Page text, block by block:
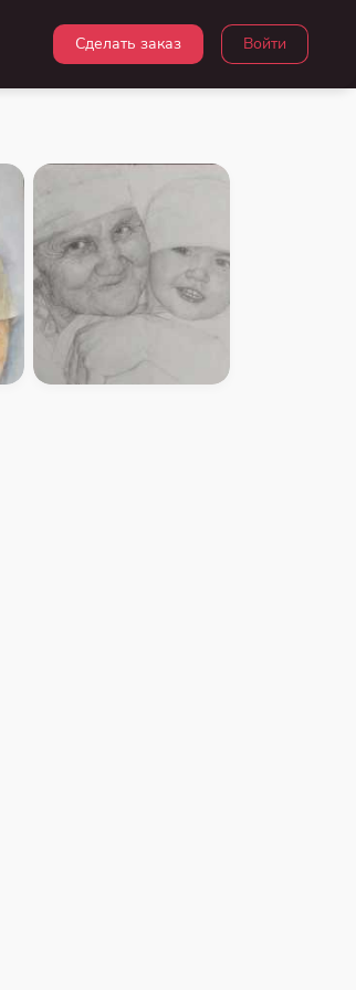
Войти
Сделать заказ